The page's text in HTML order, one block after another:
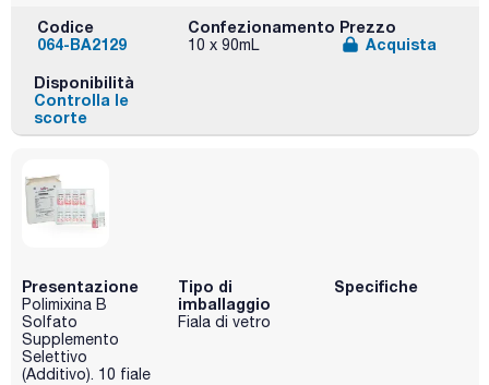
Codice
064-BA2129
Confezionamento
10 x 90mL
Prezzo
Acquista
Disponibilità
Controlla le
scorte
Presentazione
Polimixina B
Solfato
Supplemento
Selettivo
(Additivo). 10 fiale
Tipo di
imballaggio
Fiala di vetro
Specifiche